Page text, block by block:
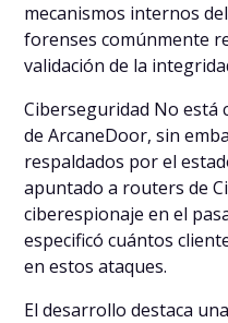
mecanismos internos
forenses comúnmente
validación de la
Ciberseguridad No está
de ArcaneDoor, sin
respaldados por el
apuntado a routers de
ciberespionaje en el
especificó cuántos
en estos ataques.
El desarrollo destaca